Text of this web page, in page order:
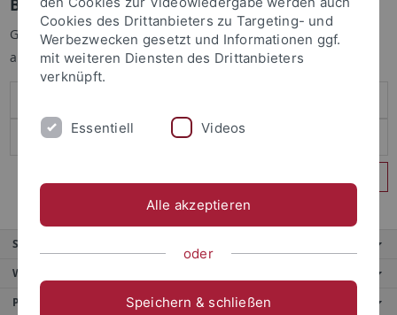
Benutzeranmeldung
Geben Sie Ihren Benutzernamen und Ihr Passwort an um sich
anzumelden:
Service
Weitere Angebote
Portale
Cookies des Drittanbieters zu Targeting- und
Werbezwecken gesetzt und Informationen ggf.
mit weiteren Diensten des Drittanbieters
verknüpft.
Essentiell Videos
Alle akzeptieren
oder
Speichern & schließen